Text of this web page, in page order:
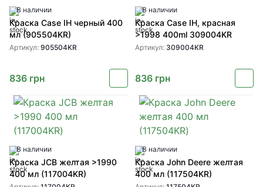
В наличии
Краска Case IH черный 400
мл (905504KR)
Артикул: 905504KR
836 грн
В наличии
Краска Case IH, красная
>1998 400ml 309004KR
Артикул: 309004KR
836 грн
В наличии
Краска JCB желтая >1990
400 мл (117004KR)
В наличии
Краска John Deere желтая
400 мл (117504KR)